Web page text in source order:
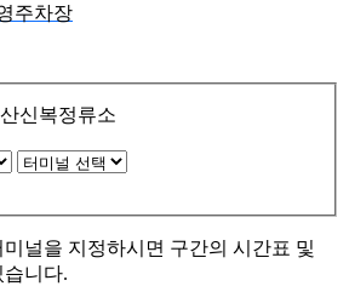
주차장
신복정류소
널을 지정하시면 구간의 시간표 및
습니다.